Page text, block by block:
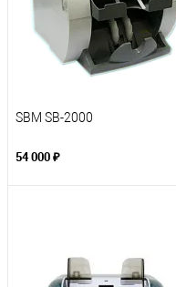
SBM SB-2000
54 000 ₽